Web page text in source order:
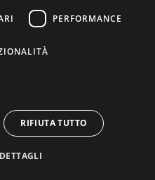
PERFORMANCE
RIFIUTA TUTTO